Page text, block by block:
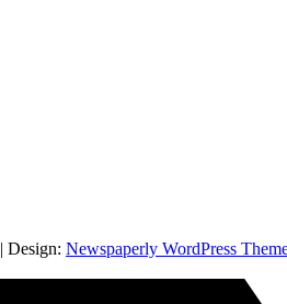
| Design: Newspaperly WordPress